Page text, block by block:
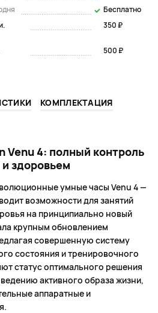
Бесплатно
350 ₽
500 ₽
КОМПЛЕКТАЦИЯ
Venu 4: полный контроль
здоровьем
умные часы Venu 4 —
возможности для занятий
на принципиально новый
крупным обновлением
совершенную систему
состояния и тренировочного
статус оптимального решения
активного образа жизни,
аппаратные и